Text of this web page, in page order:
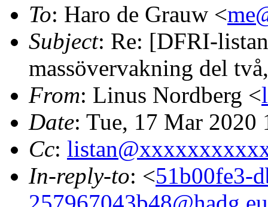
To: Haro de Grauw <
Subject: Re: [DFRI-
massövervakning del
From: Linus Nordberg <
Date: Tue, 17 Mar 2020
Cc:
In-reply-to: <51b00fe3-